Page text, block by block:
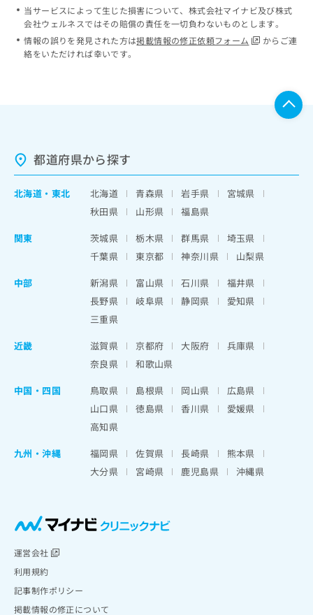
当サービスによって生じた損害について、株式会社マイナビ及び株式
会社ウェルネスではその賠償の責任を一切負わないものとします。
情報の誤りを発見された方は掲載情報の修正依頼フォーム
からご連
絡をいただければ幸いです。
都道府県から探す
北海道 ・ 東北 北海道 青森県 岩手県
宮城県
秋田県
山形県
福島県
関東
茨城県 栃木県 群馬県
埼玉県
千葉県
東京都 神奈川県
山梨県
中部
新潟県 富山県 石川県
福井県
長野県
岐阜県 静岡県
愛知県
三重県
近畿
滋賀県 京都府 大阪府
兵庫県
奈良県
和歌山県
中国・四国
鳥取県 島根県 岡山県
広島県
山口県
徳島県 香川県
愛媛県
高知県
九州・沖縄
福岡県 佐賀県 長崎県
熊本県
大分県
宮崎県 鹿児島県 沖縄県
運営会社
利用規約
記事制作ポリシー
掲載情報の修正について